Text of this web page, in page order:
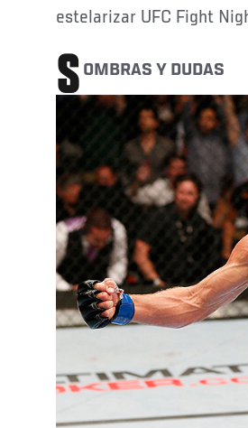
estelarizar UFC Fight
S OMBRAS Y DUDAS